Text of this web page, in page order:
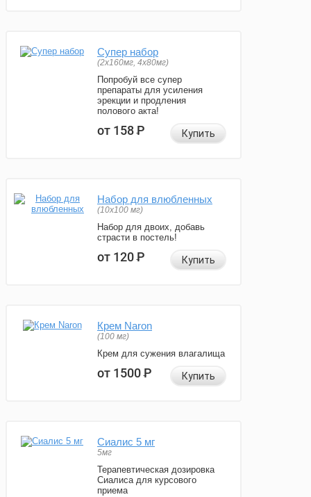
Супер набор
(2х160мг, 4х80мг)
Попробуй все супер
препараты для усиления
эрекции и продления
полового акта!
от 158Р Купить
Набор для влюбленных
(10х100 мг)
Набор для двоих, добавь
страсти в постель!
от 120Р Купить
Крем Naron
(100 мг)
Крем для сужения влагалища
от 1500Р Купить
Сиалис 5 мг
5мг
Терапевтическая дозировка
Сиалиса для курсового
приема